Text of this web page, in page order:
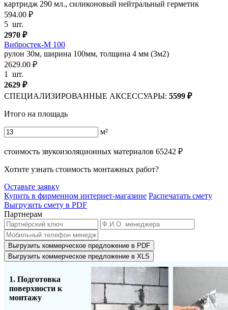
картридж 290 мл., силиконовый нейтральный герметик
594.00 ₽
5 шт.
2970 ₽
Вибростек-М 100
рулон 30м, ширина 100мм, толщина 4 мм (3м2)
2629.00 ₽
1
шт.
2629 ₽
СПЕЦИАЛИЗИРОВАННЫЕ АКСЕССУАРЫ: 5599 ₽
Итого на площадь
м²
стоимость звукоизоляционных материалов 65242 ₽
Хотите узнать стоимость монтажных работ?
Оставьте заявку
Купить в фирменном интернет-магазине Распечатать смету
Выгрузить смету в PDF
Партнерам
Выгрузить коммерческое предложение в PDF
Выгрузить коммерческое предложение в XLS
1. Подготовка
поверхности к
монтажу